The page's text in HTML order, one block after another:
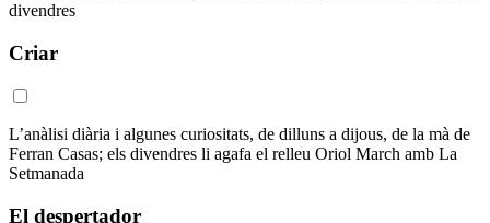
divendres
Criar
L’anàlisi diària i algunes curiositats, de dilluns a dijous, de la mà de
Ferran Casas; els divendres li agafa el relleu Oriol March amb La
Setmanada
El despertador